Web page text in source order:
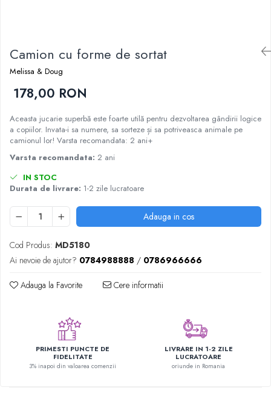
Instrumente muzicale pentru copii
Caruseluri muzicale
Joc de rol
Bucatarii pentru copii
Banc de lucru pentru copii
Papusi de mana
Bormasina magica
Papusi si Bebelusi Reborn
Jucarii cu Dinozauri
Figurine cu animale domestice
Figurine plus
Jucarii Montessori
Nevoi speciale si sindrom Down
Jucarii cu alfabet
Jucarii cu cifre
Cadou copii 10 ani
Cadou copii 11 ani
Cadou copii 12 ani
Camion cu forme de sortat
Melissa & Doug
178,00 RON
Aceasta jucarie superbă este foarte utilă pentru dezvoltarea gândirii logice
a copiilor. Invata-i sa numere, sa sorteze și sa potriveasca animale pe
camionul lor! Varsta recomandata: 2 ani+
Varsta recomandata: 2 ani
IN STOC
Durata de livrare: 1-2 zile lucratoare
Adauga in cos
Cod Produs: MD5180
Ai nevoie de ajutor? 0784988888 / 0786966666
Adauga la Favorite Cere informatii
PRIMESTI PUNCTE DE
FIDELITATE
3% inapoi din valoarea comenzii
LIVRARE IN 1-2 ZILE
LUCRATOARE
oriunde in Romania